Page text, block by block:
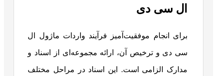
ال سی دی
برای انجام موفقیت‌آمیز فرآیند واردات ماژول ال
سی دی و ترخیص آن، ارائه مجموعه‌ای از اسناد و
مدارک الزامی است. این اسناد در مراحل مختلف